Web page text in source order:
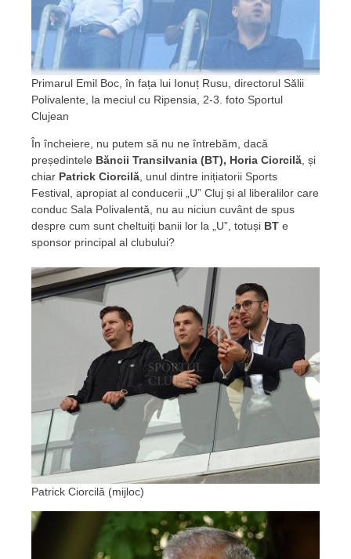
Primarul Emil Boc, în fața lui Ionuț Rusu, directorul Sălii
Polivalente, la meciul cu Ripensia, 2-3. foto Sportul
Clujean
În încheiere, nu putem să nu ne întrebăm, dacă
președintele Băncii Transilvania (BT), Horia Ciorcilă , și
chiar Patrick Ciorcilă , unul dintre inițiatorii Sports
Festival, apropiat al conducerii „U” Cluj și al liberalilor care
conduc Sala Polivalentă, nu au niciun cuvânt de spus
despre cum sunt cheltuiți banii lor la „U”, totuși BT e
sponsor principal al clubului?
Patrick Ciorcilă (mijloc)